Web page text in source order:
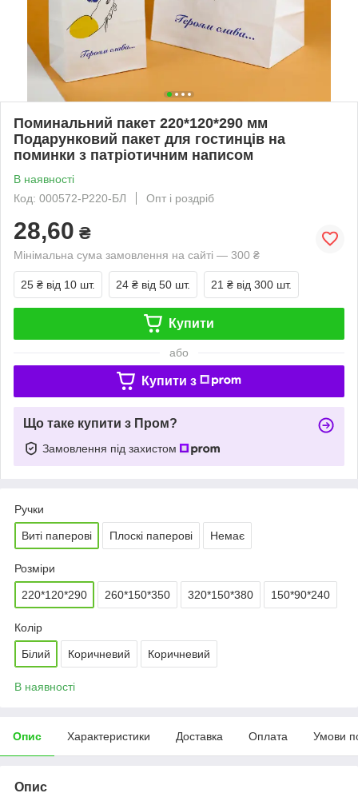
Поминальний пакет 220*120*290 мм
Подарунковий пакет для гостинців на
поминки з патріотичним написом
В наявності
Код: 000572-Р220-БЛ
Опт і роздріб
28,60 ₴
Мінімальна сума замовлення на сайті — 300 ₴
25 ₴ від 10 шт. 24 ₴ від 50 шт. 21 ₴ від 300 шт.
Купити
або
Купити з
Що таке купити з Пром?
Замовлення під захистом
Ручки
Виті паперові Плоскі паперові Немає
Розміри
220*120*290 260*150*350 320*150*380 150*90*240
Колір
Білий Коричневий Коричневий
В наявності
Опис Характеристики Доставка Оплата Умови
Опис